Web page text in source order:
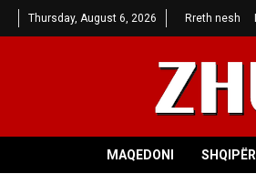
Thursday, August 6, 2026 Rreth nesh
MAQEDONI SHQIPËRI